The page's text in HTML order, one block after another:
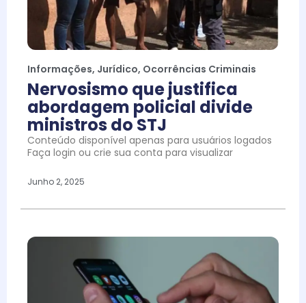
Informações, Jurídico, Ocorrências Criminais
Nervosismo que justifica
abordagem policial divide
ministros do STJ
Conteúdo disponível apenas para usuários logados
Faça login ou crie sua conta para visualizar
Junho 2, 2025